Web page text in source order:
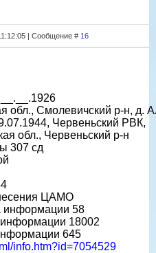
| Сообщение # 16
обл., Смолевичский р-н, д.
Червеньский РВК,
обл., Червеньский р-н
307 сд
ЦАМО
информации 58
18002
645
info.htm?id=7054529